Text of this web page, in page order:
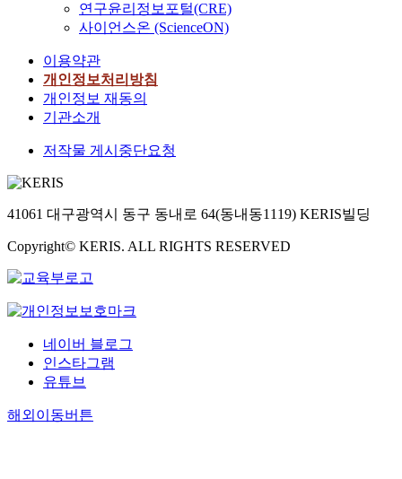
연구윤리정보포털(CRE)
사이언스온 (ScienceON)
이용약관
개인정보처리방침
개인정보 재동의
기관소개
저작물 게시중단요청
41061 대구광역시 동구 동내로 64(동내동1119) KERIS빌딩
Copyright© KERIS. ALL RIGHTS RESERVED
네이버 블로그
인스타그램
유튜브
해외이동버튼